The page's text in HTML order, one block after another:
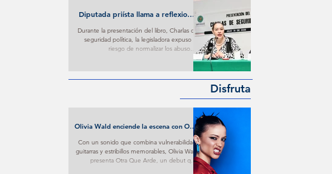
Diputada priísta llama a reflexionar
sobre imposiciones oficialistas
Durante la presentación del libro, Charlas de
seguridad política, la legisladora expuso el
riesgo de normalizar los abusos e
imposiciones oficialistas.
Disfruta
Olivia Wald enciende la escena con Otra
Que Arde: El desamor Pop al más puro
estilo de la narrativa estadounidense
Con un sonido que combina vulnerabilidad,
guitarras y estribillos memorables, Olivia Wald
presenta Otra Que Arde, un debut que
transforma el desamor en una poderosa